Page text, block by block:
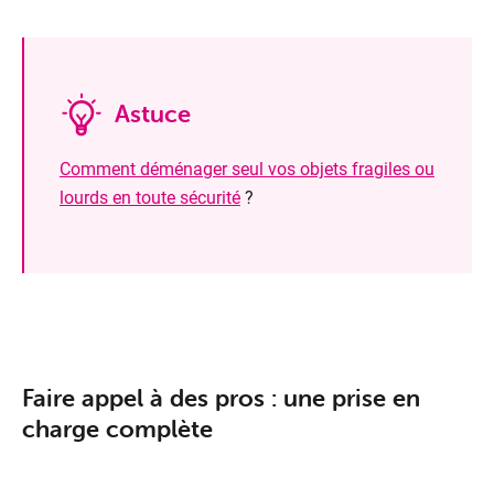
Astuce
Comment déménager seul vos objets fragiles ou
lourds en toute sécurité?
Faire appel à des pros : une prise en
charge complète